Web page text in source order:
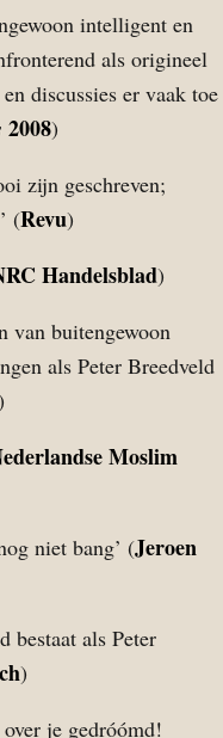
intelligent en
als origineel
discussies er vaak toe
2008)
zijn geschreven;
(Revu)
Handelsblad)
van buitengewoon
als Peter Breedveld
Moslim
niet bang’ (Jeroen
bestaat als Peter
)
je gedróómd!